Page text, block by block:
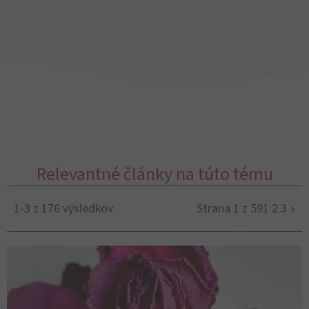
Relevantné články na túto tému
1-3 z 176 výsledkov Strana 1 z 591 2 3 »